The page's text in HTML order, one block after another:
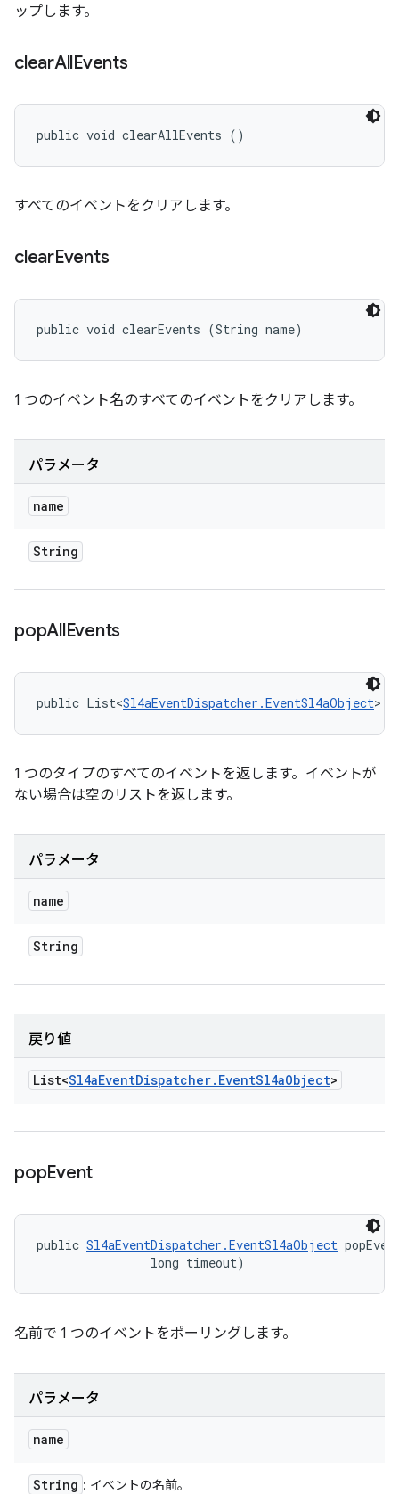
ップします。
clearAllEvents
public void clearAllEvents ()
すべてのイベントをクリアします。
clearEvents
public void clearEvents (String name)
1 つのイベント名のすべてのイベントをクリアします。
パラメータ
name
String
popAllEvents
public List<Sl4aEventDispatcher.EventSl4aObject>
1 つのタイプのすべてのイベントを返します。イベントが
ない場合は空のリストを返します。
パラメータ
name
String
戻り値
List<Sl4aEventDispatcher. EventSl4aObject>
popEvent
public Sl4aEventDispatcher.EventSl4aObject
                long timeout)
名前で 1 つのイベントをポーリングします。
パラメータ
name
String : イベントの名前。